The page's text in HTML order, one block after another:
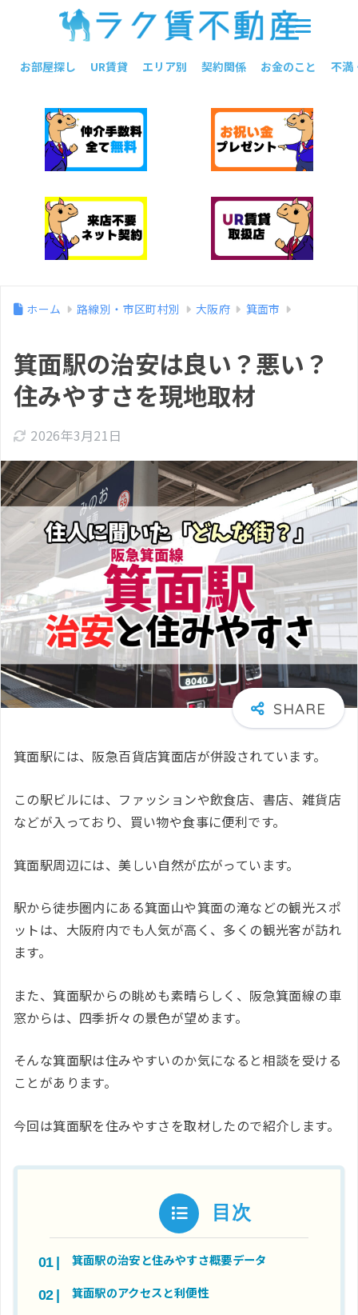
お部屋探し UR賃貸 エリア別 契約関係 お金のこと 不満
ホーム 路線別・市区町村別 大阪府 箕面市
箕面駅の治安は良い？悪い？
住みやすさを現地取材
2026年3月21日
箕面駅には、阪急百貨店箕面店が併設されています。
この駅ビルには、ファッションや飲食店、書店、雑貨店
などが入っており、買い物や食事に便利です。
箕面駅周辺には、美しい自然が広がっています。
駅から徒歩圏内にある箕面山や箕面の滝などの観光スポ
ットは、大阪府内でも人気が高く、多くの観光客が訪れ
ます。
また、箕面駅からの眺めも素晴らしく、阪急箕面線の車
窓からは、四季折々の景色が望めます。
そんな箕面駅は住みやすいのか気になると相談を受ける
ことがあります。
今回は箕面駅を住みやすさを取材したので紹介します。
目次
箕面駅の治安と住みやすさ概要データ
箕面駅のアクセスと利便性